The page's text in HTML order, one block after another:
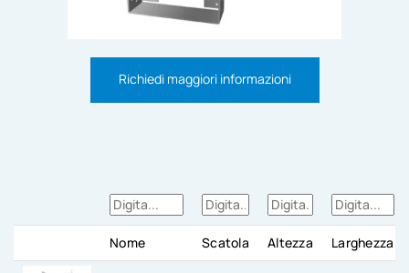
Richiedi maggiori informazioni
Nome Scatola Altezza Larghezza